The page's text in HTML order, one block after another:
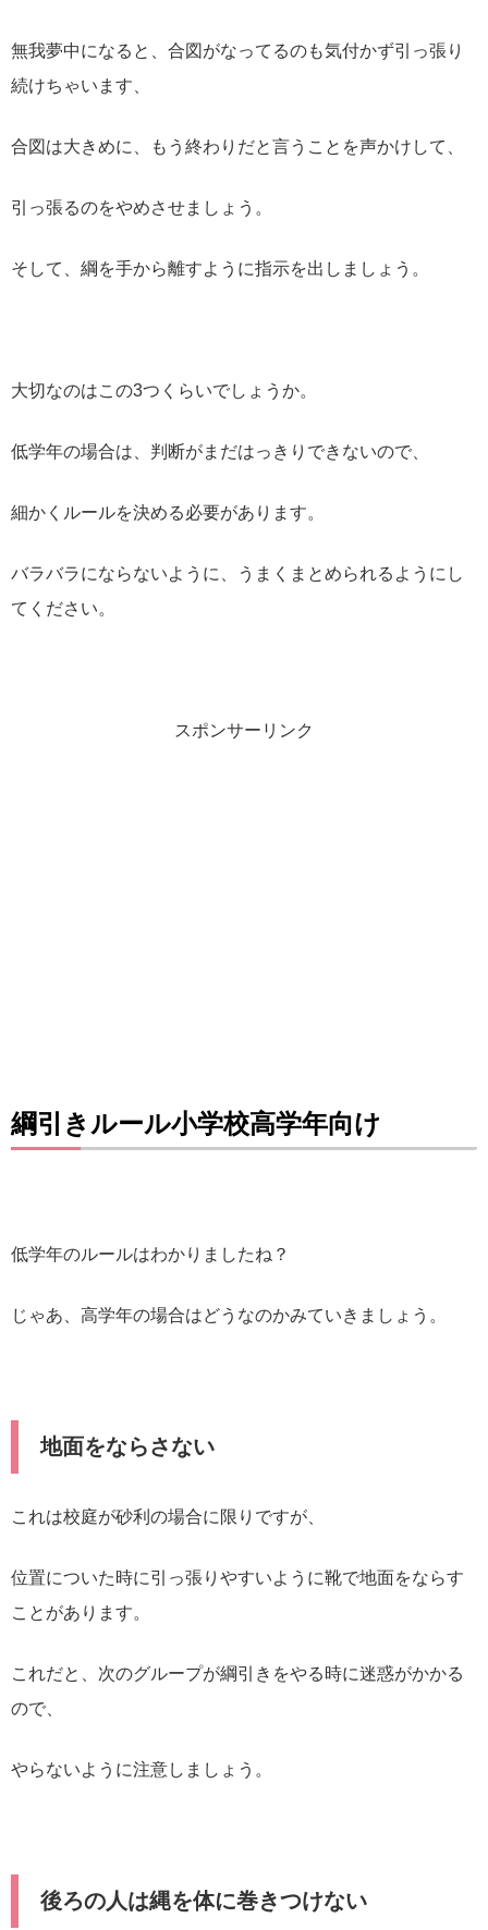
無我夢中になると、合図がなってるのも気付かず引っ張り
続けちゃいます、
合図は大きめに、もう終わりだと言うことを声かけして、
引っ張るのをやめさせましょう。
そして、綱を手から離すように指示を出しましょう。
大切なのはこの3つくらいでしょうか。
低学年の場合は、判断がまだはっきりできないので、
細かくルールを決める必要があります。
バラバラにならないように、うまくまとめられるようにし
てください。
スポンサーリンク
綱引きルール小学校高学年向け
低学年のルールはわかりましたね？
じゃあ、高学年の場合はどうなのかみていきましょう。
地面をならさない
これは校庭が砂利の場合に限りですが、
位置についた時に引っ張りやすいように靴で地面をならす
ことがあります。
これだと、次のグループが綱引きをやる時に迷惑がかかる
ので、
やらないように注意しましょう。
後ろの人は縄を体に巻きつけない